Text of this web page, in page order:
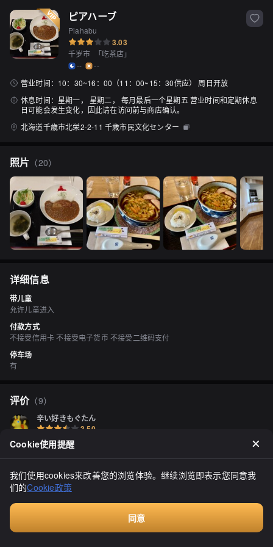
ピアハーブ
Piahabu
3.03
千岁市 「吃茶店」
--
--
营业时间： 10：30~16：00（11：00~15：30供应） 周日开放
休息时间： 星期一， 星期二， 每月最后一个星期五 营业时间和定期休息
日可能会发生变化，因此请在访问前与商店确认。
北海道千歳市北栄2-2-11 千歳市民文化センター
照片 （20）
详细信息
带儿童
允许儿童进入
付款方式
不接受信用卡 不接受电子货币 不接受二维码支付
停车场
有
评价（9）
辛い好きもぐたん
3.50
【完全禁烟】内阁府认证的NPO法人"日本园艺疗法师协会"旗下的福
祉商店，名为"皮亚草药就业持续A型"，是一家就业过渡支援型设施，
位于千岁市的市中心区域，位于北煤气文化大厅内。北煤气文化大厅
位于千岁的伊奥恩购物中心和ANA皇冠酒店附近。皮亚草药位于一
楼，入口独立于大厅，有旗帜作为标志。2023年8月26日下午1点
半，再次访问，尽管已经说了几次，但这是我的第一篇帖子（汗）。
小吃（笑）。点了卡邦纳拉面，700日元，加100日元的鸡胸肉，总
显示全部
Cookie使用提醒
我们使用cookies来改善您的浏览体验。继续浏览即表示您同意我
们的Cookie政策
同意